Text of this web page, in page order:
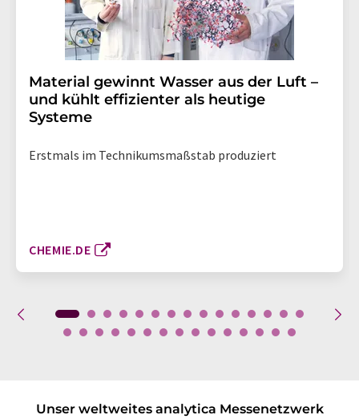
Material gewinnt Wasser aus der Luft –
und kühlt effizienter als heutige
Systeme
Erstmals im Technikumsmaßstab produziert
CHEMIE.DE
Unser weltweites analytica Messenetzwerk